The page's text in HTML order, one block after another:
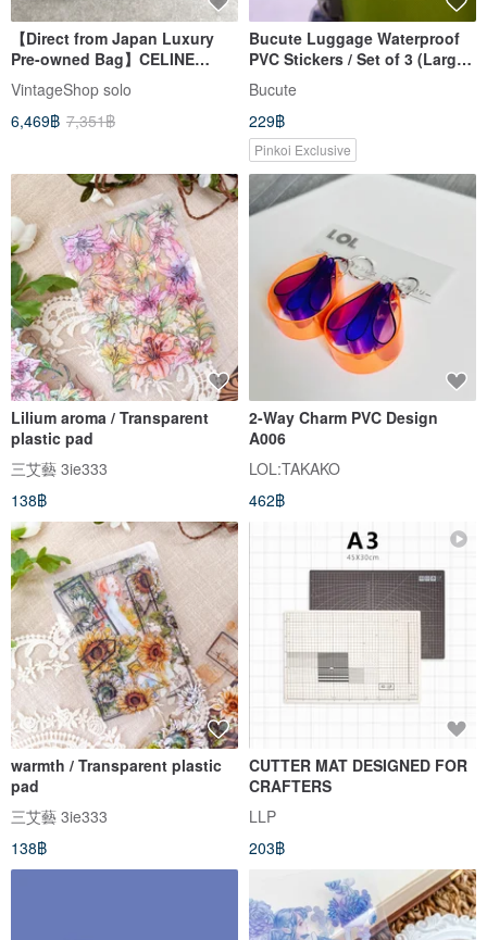
【Direct from Japan Luxury
Pre-owned Bag】CELINE
Macadam Wallet Black Blazon
Embossed PVC Long Wallet
vintage d3z87w
VintageShop solo
6,469฿ 7,351฿
Bucute Luggage Waterproof
PVC Stickers / Set of 3 (Large)
/ Conforms to Curves / On/Off
Switch Stickers
Bucute
229฿
Pinkoi Exclusive
Lilium aroma / Transparent
plastic pad
三艾藝 3ie333
138฿
2-Way Charm PVC Design
A006
LOL:TAKAKO
462฿
warmth / Transparent plastic
pad
三艾藝 3ie333
138฿
CUTTER MAT DESIGNED FOR
CRAFTERS
LLP
203฿